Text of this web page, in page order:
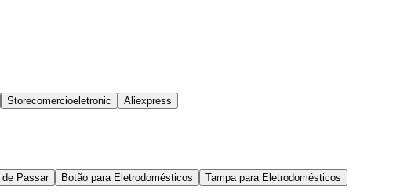
Storecomercioeletronic Aliexpress
de Passar Botão para Eletrodomésticos
Tampa para Eletrodomésticos